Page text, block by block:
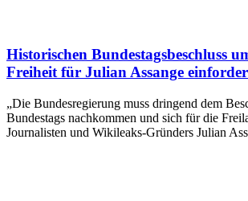
Historischen Bundestagsbeschluss
Freiheit für Julian Assange
„Die Bundesregierung muss dringend dem
Bundestags nachkommen und sich für die
Journalisten und Wikileaks-Gründers Julian